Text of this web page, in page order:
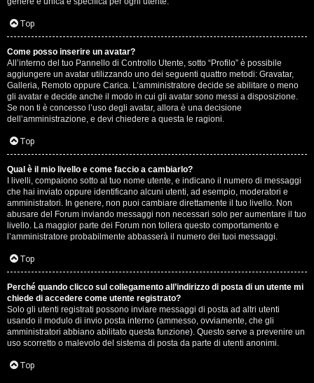
Top
Come posso inserire un avatar?
All’interno del tuo Pannello di Controllo Utente, sotto “Profilo” è possibile
aggiungere un avatar utilizzando uno dei seguenti quattro metodi: Gravatar,
Galleria, Remoto oppure Carica. L’amministratore decide se abilitare o meno
gli avatar e decide anche il modo in cui gli avatar sono messi a disposizione.
Se non ti è concesso l’uso degli avatar, allora è una decisione
dell’amministrazione, e devi chiedere a questa le ragioni.
Top
Qual è il mio livello e come faccio a cambiarlo?
I livelli, compaiono sotto al tuo nome utente, e indicano il numero di messaggi
che hai inviato oppure identificano alcuni utenti, ad esempio, moderatori e
amministratori. In genere, non puoi cambiare direttamente il tuo livello. Non
abusare del Forum inviando messaggi non necessari solo per aumentare il tuo
livello. La maggior parte dei Forum non tollera questo comportamento e
l’amministratore probabilmente abbasserà il numero dei tuoi messaggi.
Top
Perché quando clicco sul collegamento all’indirizzo di posta di un utente mi
chiede di accedere come utente registrato?
Solo gli utenti registrati possono inviare messaggi di posta ad altri utenti
usando il modulo di invio posta interno (ammesso, ovviamente, che gli
amministratori abbiano abilitato questa funzione). Questo serve a prevenire un
uso scorretto o malevolo del sistema di posta da parte di utenti anonimi.
Top
D
’
A
g
o
s
t
i
n
o
P
l
a
n
e
t